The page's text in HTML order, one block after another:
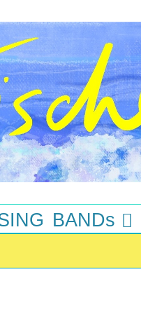
BANDs